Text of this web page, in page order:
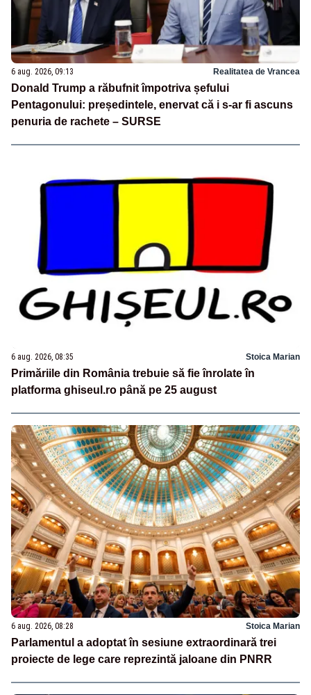
6 aug. 2026, 09:13 Realitatea de Vrancea
Donald Trump a răbufnit împotriva șefului
Pentagonului: președintele, enervat că i s-ar fi ascuns
penuria de rachete – SURSE
6 aug. 2026, 08:35 Stoica Marian
Primăriile din România trebuie să fie înrolate în
platforma ghiseul.ro până pe 25 august
6 aug. 2026, 08:28 Stoica Marian
Parlamentul a adoptat în sesiune extraordinară trei
proiecte de lege care reprezintă jaloane din PNRR